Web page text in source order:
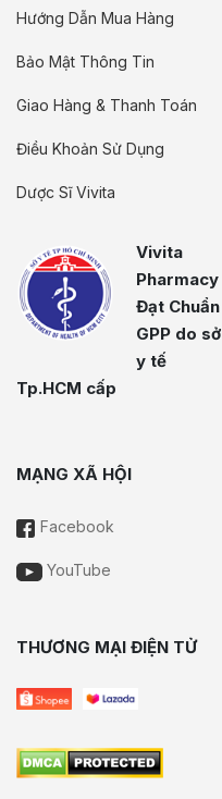
Hướng Dẫn Mua Hàng
Bảo Mật Thông Tin
Giao Hàng & Thanh Toán
Điều Khoản Sử Dụng
Dược Sĩ Vivita
Vivita
Pharmacy
Đạt Chuẩn
GPP do sở
y tế
Tp.HCM cấp
MẠNG XÃ HỘI
Facebook
YouTube
THƯƠNG MẠI ĐIỆN TỬ